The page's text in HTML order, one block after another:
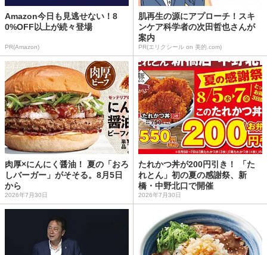
Amazon今日も見逃せない！8
0%OFF以上が続々登場
PR(Amazon)
肌再生の源にアプローチ！スキ
ンケア科学者の次田哲也さんが
案内
PR(エリクシール on 美的.com)
肉厚×にんにく醤油！ 夏の「おろ
しバーガー」がそそる。8月5日
から
2026年7月30日
たれかつ丼が200円引き！ 「た
れとん」初の夏の感謝祭、新
橋・中野北口で開催
2026年7月30日